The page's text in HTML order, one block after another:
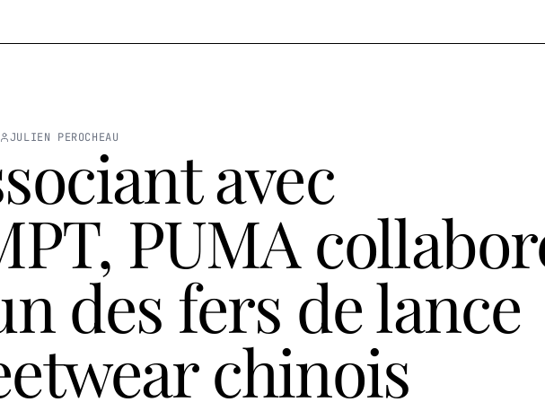
JULIEN PEROCHEAU avec
PUMA
des fers de lance
chinois